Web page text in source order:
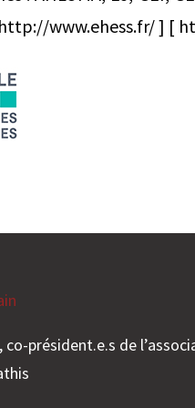
http://www.ehess.fr/ ] [
président.e.s de